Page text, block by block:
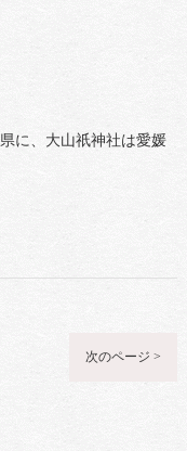
に、大山祇神社は愛媛
次のページ >